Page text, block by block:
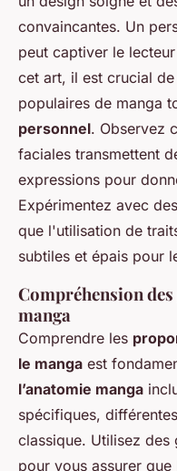
convaincantes. Un
peut captiver le
cet art, il est crucial
populaires de manga
personnel. Observez
faciales transmettent
expressions pour
Expérimentez avec
que l'utilisation de
subtiles et épais pour
Compréhension
manga
Comprendre les
le manga est
l’anatomie manga
spécifiques,
classique. Utilisez des
pour vous assurer